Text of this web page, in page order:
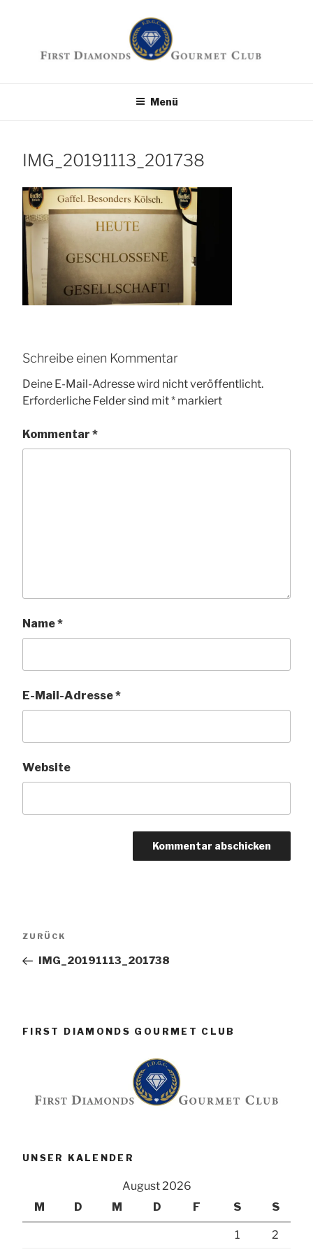
Menü
IMG_20191113_201738
Schreibe einen Kommentar
Deine E-Mail-Adresse wird nicht veröffentlicht.
Erforderliche Felder sind mit* markiert
Kommentar *
Name*
E-Mail-Adresse*
Website
Vorheriger
ZURÜCK
IMG_20191113_201738
FIRST DIAMONDS GOURMET CLUB
UNSER KALENDER
August 2026
M
D M D F S S
1 2